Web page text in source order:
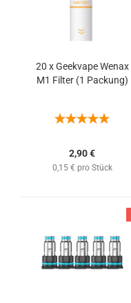
20 x Geekvape Wenax
M1 Filter (1 Packung)
2,90 €
0,15 € pro Stück